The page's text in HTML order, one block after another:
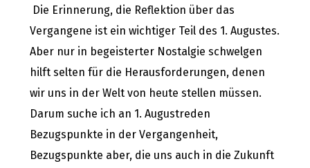
Die Erinnerung, die Reflektion über das
Vergangene ist ein wichtiger Teil des 1. Augustes.
Aber nur in begeisterter Nostalgie schwelgen
hilft selten für die Herausforderungen, denen
wir uns in der Welt von heute stellen müssen.
Darum suche ich an 1. Augustreden
Bezugspunkte in der Vergangenheit,
Bezugspunkte aber, die uns auch in die Zukunft